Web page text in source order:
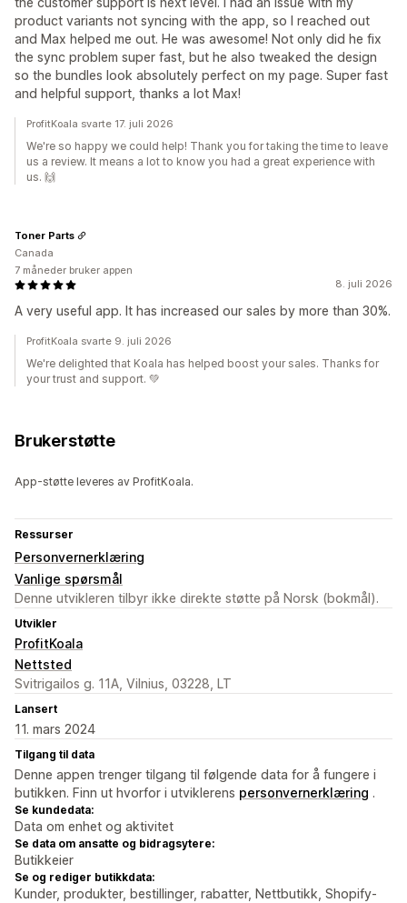
product variants not syncing with the app, so I reached out
and Max helped me out. He was awesome! Not only did he fix
the sync problem super fast, but he also tweaked the design
so the bundles look absolutely perfect on my page. Super fast
and helpful support, thanks a lot Max!
ProfitKoala svarte 17. juli 2026
We're so happy we could help! Thank you for taking the time to leave
us a review. It means a lot to know you had a great experience with
us. 🙌
8. juli 2026
A very useful app. It has increased our sales by more than 30%.
Toner Parts
Canada
7 måneder bruker appen
ProfitKoala svarte 9. juli 2026
We're delighted that Koala has helped boost your sales. Thanks for
your trust and support. 💚
Brukerstøtte
App-støtte leveres av ProfitKoala.
Ressurser
Personvernerklæring
Vanlige spørsmål
Denne utvikleren tilbyr ikke direkte støtte på Norsk (bokmål).
Utvikler
ProfitKoala
Nettsted
Svitrigailos g. 11A, Vilnius, 03228, LT
Lansert
11. mars 2024
Tilgang til data
Denne appen trenger tilgang til følgende data for å fungere i
butikken. Finn ut hvorfor i utviklerens personvernerklæring .
Se kundedata:
Data om enhet og aktivitet
Se data om ansatte og bidragsytere:
Butikkeier
Se og rediger butikkdata:
Kunder, produkter, bestillinger, rabatter, Nettbutikk, Shopify-